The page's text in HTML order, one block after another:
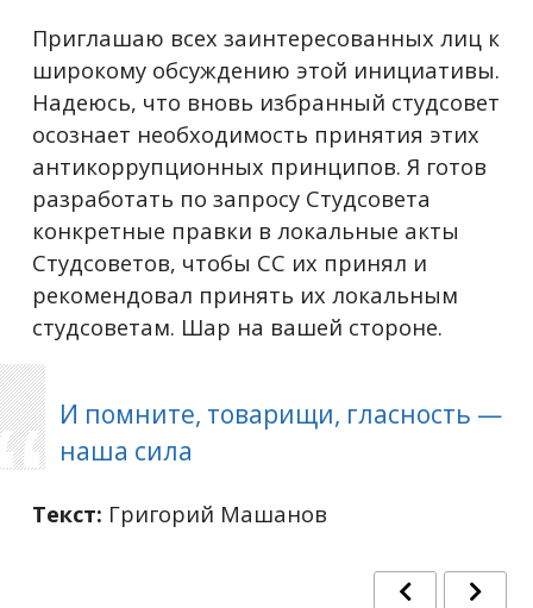
Приглашаю всех заинтересованных лиц к
широкому обсуждению этой инициативы.
Надеюсь, что вновь избранный студсовет
осознает необходимость принятия этих
антикоррупционных принципов. Я готов
разработать по запросу Студсовета
конкретные правки в локальные акты
Студсоветов, чтобы СС их принял и
рекомендовал принять их локальным
студсоветам. Шар на вашей стороне.
И помните, товарищи, гласность —
наша сила
Текст: Григорий Машанов